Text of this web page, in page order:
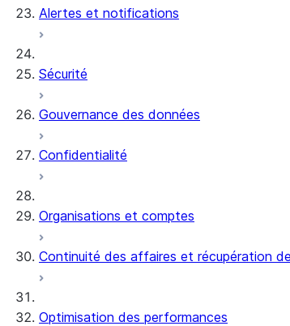
Alertes et notifications
Sécurité
Gouvernance des données
Confidentialité
Organisations et comptes
Continuité des affaires et récupération
Optimisation des performances